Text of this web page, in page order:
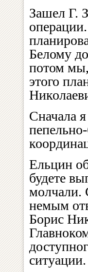
Зашел Г.
Белому
потом
этого
Сначала
Ельцин
будете
молчали.
немым
Борис
ситуации.